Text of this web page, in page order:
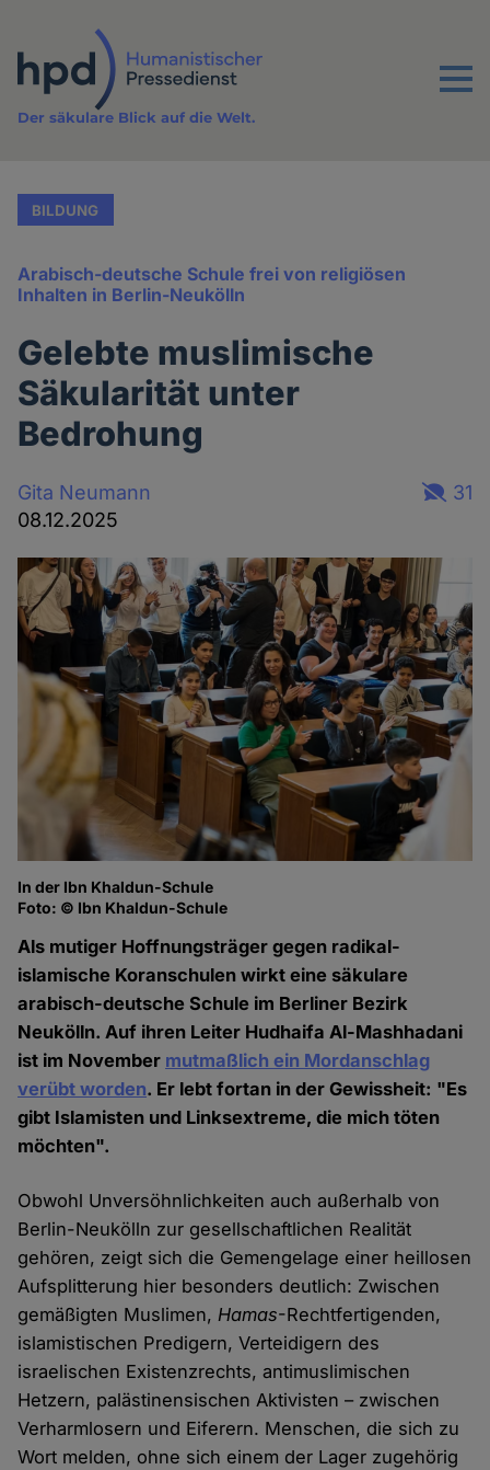
Inhalt
Menu
Der säkulare Blick auf die Welt.
BILDUNG
Arabisch-deutsche Schule frei von religiösen
Inhalten in Berlin-Neukölln
Gelebte muslimische
Säkularität unter
Bedrohung
Gita Neumann
08.12.2025
31
In der Ibn Khaldun-Schule
Foto: © Ibn Khaldun-Schule
Als mutiger Hoffnungsträger gegen radikal-
islamische Koranschulen wirkt eine säkulare
arabisch-deutsche Schule im Berliner Bezirk
Neukölln. Auf ihren Leiter Hudhaifa Al-Mashhadani
ist im November mutmaßlich ein Mordanschlag
verübt worden. Er lebt fortan in der Gewissheit: "Es
gibt Islamisten und Linksextreme, die mich töten
möchten".
Obwohl Unversöhnlichkeiten auch außerhalb von
Berlin-Neukölln zur gesellschaftlichen Realität
gehören, zeigt sich die Gemengelage einer heillosen
Aufsplitterung hier besonders deutlich: Zwischen
gemäßigten Muslimen,Hamas-Rechtfertigenden,
islamistischen Predigern, Verteidigern des
israelischen Existenzrechts, antimuslimischen
Hetzern, palästinensischen Aktivisten – zwischen
Verharmlosern und Eiferern. Menschen, die sich zu
Wort melden, ohne sich einem der Lager zugehörig